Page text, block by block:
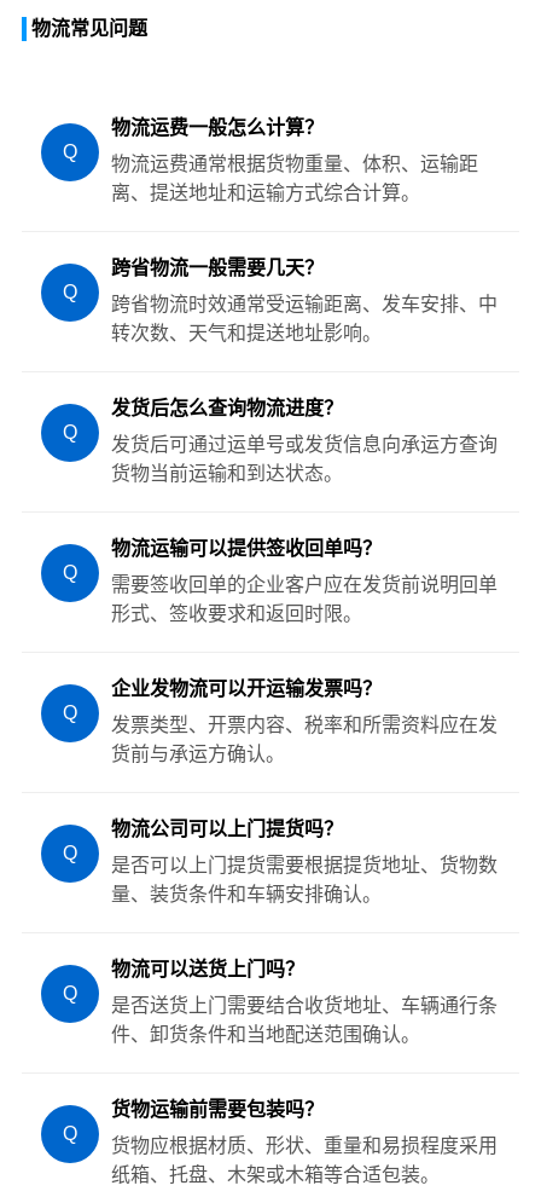
物流常见问题
Q
物流运费一般怎么计算？
物流运费通常根据货物重量、体积、运输距
离、提送地址和运输方式综合计算。
Q
跨省物流一般需要几天？
跨省物流时效通常受运输距离、发车安排、中
转次数、天气和提送地址影响。
Q
发货后怎么查询物流进度？
发货后可通过运单号或发货信息向承运方查询
货物当前运输和到达状态。
Q
物流运输可以提供签收回单吗？
需要签收回单的企业客户应在发货前说明回单
形式、签收要求和返回时限。
Q
企业发物流可以开运输发票吗？
发票类型、开票内容、税率和所需资料应在发
货前与承运方确认。
Q
物流公司可以上门提货吗？
是否可以上门提货需要根据提货地址、货物数
量、装货条件和车辆安排确认。
Q
物流可以送货上门吗？
是否送货上门需要结合收货地址、车辆通行条
件、卸货条件和当地配送范围确认。
Q
货物运输前需要包装吗？
货物应根据材质、形状、重量和易损程度采用
纸箱、托盘、木架或木箱等合适包装。